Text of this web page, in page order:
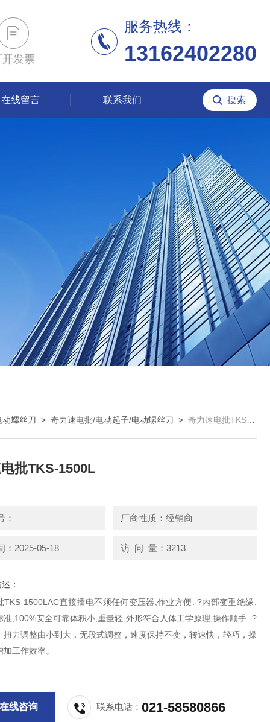
开发票
服务热线：
13162402280
在线留言 联系我们
螺丝刀 >奇力速电批/电动起子/电动螺丝刀 >奇力速电批TKS-1500L
批TKS-1500L
： 厂商性质：经销商
：2025-05-18 访 问 量：3213
：
TKS-1500LAC直接插电不须任何变压器,作业方便. ?内部变重绝缘,
准,100%安全可靠体积小,重量轻,外形符合人体工学原理,操作顺手. ?
扭力调整由小到大，无段式调整，速度保持不变，转速快，轻巧，操
工作效率。
线咨询 联系电话：021-58580866